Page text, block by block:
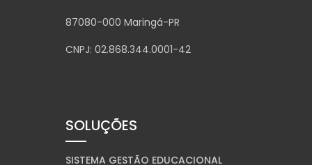
87080-000 Maringá-PR
CNPJ: 02.868.344.0001-42
SOLUÇÕES
SISTEMA GESTÃO EDUCACIONAL